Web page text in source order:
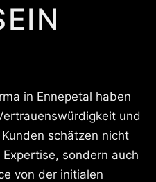
in Ennepetal haben
und
schätzen nicht
sondern auch
von der initialen